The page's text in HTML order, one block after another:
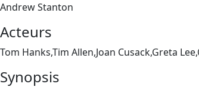
Andrew Stanton
Acteurs
Tom Hanks,Tim Allen,Joan Cusack,Greta
Synopsis